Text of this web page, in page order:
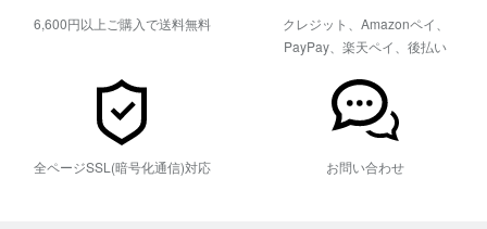
6,600円以上ご購入で送料無料
クレジット、Amazonペイ、
PayPay、楽天ペイ、後払い
全ページSSL(暗号化通信)対応 お問い合わせ